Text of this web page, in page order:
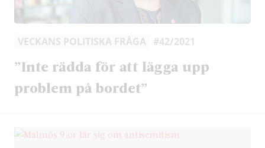
VECKANS POLITISKA FRÅGA #42/2021
”Inte rädda för att lägga upp
problem på bordet”